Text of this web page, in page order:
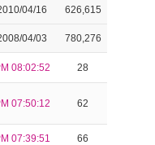
04/16 626,615
04/03 780,276
08:02:52 28
07:50:12 62
07:39:51 66